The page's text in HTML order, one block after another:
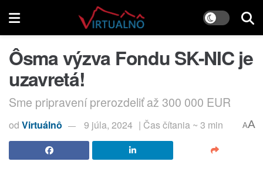
Ôsma výzva Fondu SK-NIC je
uzavretá!
Sme pripravení prerozdeliť až 300 000 EUR
od Virtuálnô 9 júla, 2024 | Čas čítania ~ 3 min AA